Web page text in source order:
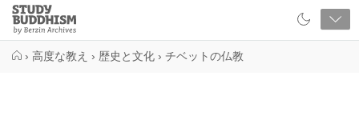
Close
Study
Buddhism
› 高度な教え › 歴史と文化 › チベットの仏教